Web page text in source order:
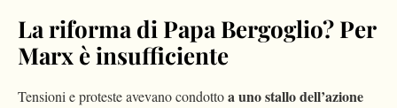
La riforma di Papa Bergoglio? Per
Marx è insufficiente
Tensioni e proteste avevano condottoa uno stallo dell’azione